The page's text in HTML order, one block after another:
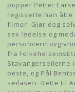
pupper Petter
regisserte han åtte
filmer. Gjør deg
sex ledelse og
fra
Stavangerseilerne
beste, og Pål
seilasen. Dette til